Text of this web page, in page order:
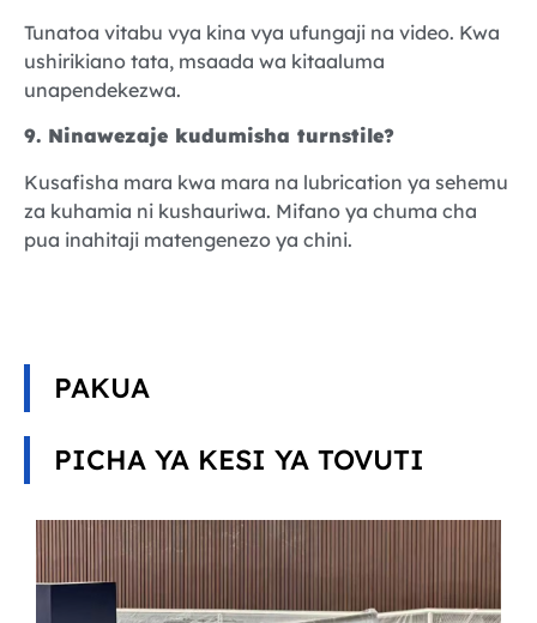
Tunatoa vitabu vya kina vya ufungaji na video. Kwa
ushirikiano tata, msaada wa kitaaluma
unapendekezwa.
9. Ninawezaje kudumisha turnstile?
Kusafisha mara kwa mara na lubrication ya sehemu
za kuhamia ni kushauriwa. Mifano ya chuma cha
pua inahitaji matengenezo ya chini.
PAKUA
PICHA YA KESI YA TOVUTI